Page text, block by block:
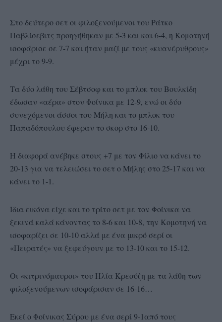
Στο δεύτερο σετ οι φιλοξενούμενοι του Ράτκο
Παβλίσεβιτς προηγήθηκαν με 5-3 και και 6-4, η Κομοτηνή
ισοφάρισε σε 7-7 και ήταν μαζί με τους «κυανέρυθρους»
μέχρι το 9-9.
Τα δύο λάθη του Σέβτσοφ και το μπλοκ του Βουλκίδη
έδωσαν «αέρα» στον Φοίνικα με 12-9, ενώ οι δύο
συνεχόμενοι άσσοι του Μήλη και το μπλοκ του
Παπαδόπουλου έφεραν το σκορ στο 16-10.
Η διαφορά ανέβηκε στους +7 με τον Φίλιο να κάνει το
20-13 για να τελειώσει το σετ ο Μήλης στο 25-17 και να
κάνει το 1-1.
Ίδια εικόνα είχε και το τρίτο σετ με τον Φοίνικα να
ξεκινά καλά κάνοντας το 8-6 και 10-8, την Κομοτηνή να
ισοφαρίζει σε 10-10 αλλά με ένα μικρό σερί οι
«Πειρατές» να ξεφεύγουν με το 13-10 και το 15-12.
Οι «κιτρινόμαυροι» του Ηλία Κρεούζη με τα λάθη των
φιλοξενούμενων ισοφάρισαν σε 16-16…
Εκεί ο Φοίνικας Σύρου με ένα σερί 9-1από τους